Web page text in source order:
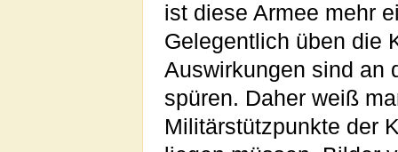
ist diese Armee mehr
Gelegentlich üben die
Auswirkungen sind an
spüren. Daher weiß
Militärstützpunkte der